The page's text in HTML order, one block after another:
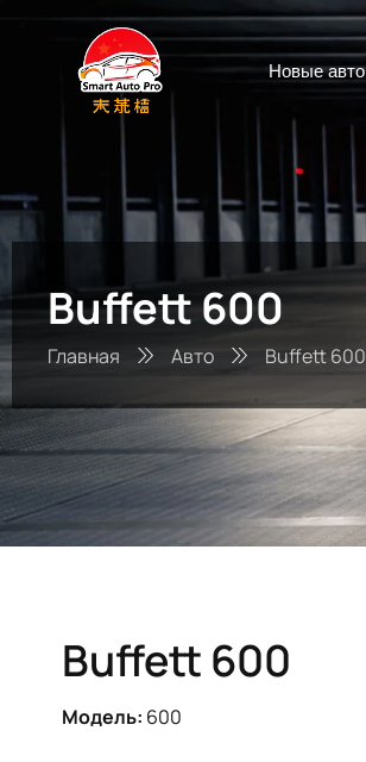
Новые авто
Buffett 600
Главная Авто Buffett 600
Buffett 600
Модель: 600